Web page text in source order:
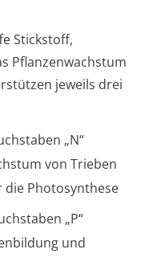
Stickstoff,
Pflanzenwachstum
jeweils drei
„N“
von Trieben
die Photosynthese
„P“
und